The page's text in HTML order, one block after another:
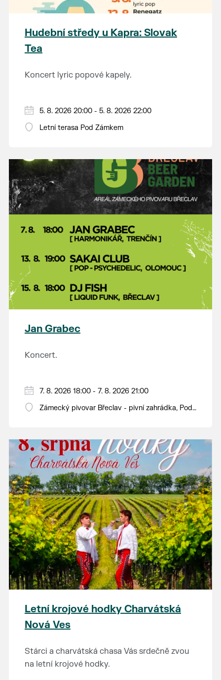
Hudební středy u Kapra: Slovak
Tea
Koncert lyric popové kapely.
5. 8. 2026 20:00 - 5. 8. 2026 22:00
Letní terasa Pod Zámkem
Jan Grabec
Koncert.
7. 8. 2026 18:00 - 7. 8. 2026 21:00
Zámecký pivovar Břeclav - pivní zahrádka, Pod
Letní krojové hodky Charvátská
Nová Ves
Stárci a charvátská chasa Vás srdečně zvou
na letní krojové hodky.